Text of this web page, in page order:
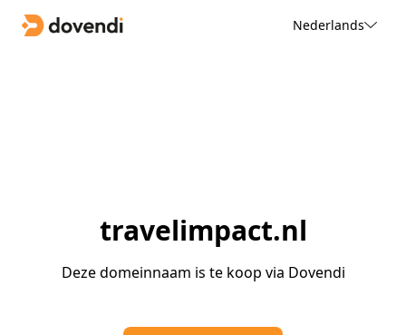
Nederlands
travelimpact.nl
Deze domeinnaam is te koop via Dovendi